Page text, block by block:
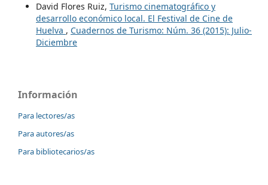
David Flores Ruiz, Turismo cinematográfico y
desarrollo económico local. El Festival de Cine de
Huelva , Cuadernos de Turismo: Núm. 36 (2015): Julio-
Diciembre
Información
Para lectores/as
Para autores/as
Para bibliotecarios/as